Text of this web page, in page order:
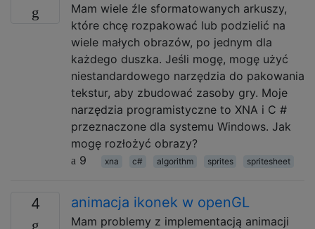
Mam wiele źle sformatowanych arkuszy,
które chcę rozpakować lub podzielić na
wiele małych obrazów, po jednym dla
każdego duszka. Jeśli mogę, mogę użyć
niestandardowego narzędzia do pakowania
tekstur, aby zbudować zasoby gry. Moje
narzędzia programistyczne to XNA i C #
przeznaczone dla systemu Windows. Jak
mogę rozłożyć obrazy?
9
xna c# algorithm sprites spritesheet
4 animacja ikonek w openGL
Mam problemy z implementacją animacji